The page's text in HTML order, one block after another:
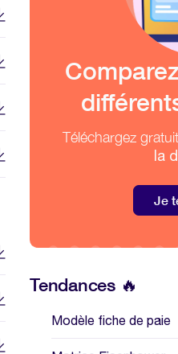
Téléchargez
la
Je
Tendances 🔥
Modèle fiche de paie